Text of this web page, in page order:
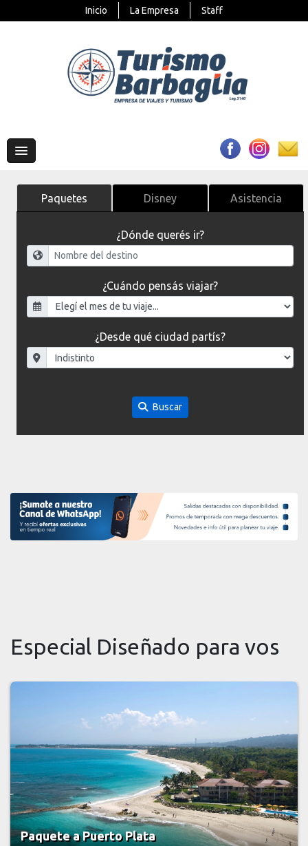
Inicio La Empresa Staff
Paquetes Disney Asistencia
¿Dónde querés ir?
¿Cuándo pensás viajar?
¿Desde qué ciudad partís?
Buscar
Especial Diseñado para vos
Paquete a Puerto Plata